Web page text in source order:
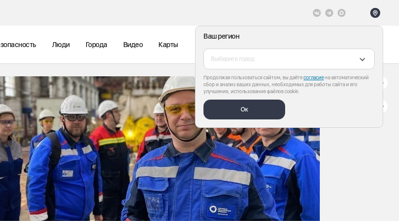
Ваш регион
Выберите город
Продолжая пользоваться сайтом, вы даётесогласиена автоматический
сбор и анализ ваших данных, необходимых для работы сайта и его
улучшения, использование файлов cookie.
Ок
Люди Города Видео Карты